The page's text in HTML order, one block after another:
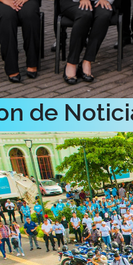
de